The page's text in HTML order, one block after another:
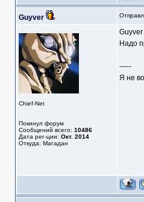
Guyver
Chief-Net
Покинул форум
Сообщений всего: 10486
Дата рег-ции: Окт. 2014
Откуда: Магадан
Guyver
Надо
-----
Я не